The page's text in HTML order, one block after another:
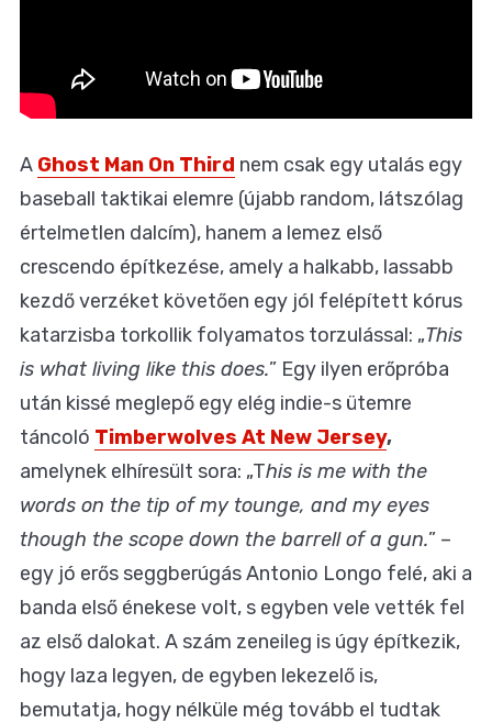
A Ghost Man On Third nem csak egy utalás egy
baseball taktikai elemre (újabb random, látszólag
értelmetlen dalcím), hanem a lemez első
crescendo építkezése, amely a halkabb, lassabb
kezdő verzéket követően egy jól felépített kórus
katarzisba torkollik folyamatos torzulással: „This
is what living like this does.” Egy ilyen erőpróba
után kissé meglepő egy elég indie-s ütemre
táncoló Timberwolves At New Jersey,
amelynek elhíresült sora: „This is me with the
words on the tip of my tounge, and my eyes
though the scope down the barrell of a gun.” –
egy jó erős seggberúgás Antonio Longo felé, aki a
banda első énekese volt, s egyben vele vették fel
az első dalokat. A szám zeneileg is úgy építkezik,
hogy laza legyen, de egyben lekezelő is,
bemutatja, hogy nélküle még tovább el tudtak